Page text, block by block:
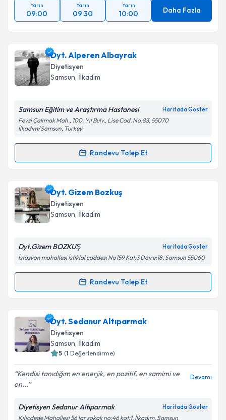
Yarın
09:00
Yarın
09:30
Yarın
10:00 Daha Fazla
Dyt. Alperen Albayrak
Diyetisyen
Samsun, İlkadım
Samsun Eğitim ve Araştırma Hastanesi Haritada Göster
Fevzi Çakmak Mah., 100. Yıl Bulv., Lise Cad. No:83, 55070
İlkadım/Samsun, Turkey
Randevu Talep Et
Randevu Takvimi Talebi
Dyt. Alperen Albayrakiçin randevu takvimi talebi
oluşturun. Size bu uzmandan randevu almanız için bir
takvim hazırlandığında e-posta ile bilgilendireceğiz.
Kişisel verilerimin işlenmesine ilişkin
Metni'ni okudum ve kişisel verilerimin belirtilen
Takvim Talebini Gönder
Dyt. Gizem Bozkuş
Diyetisyen
Samsun, İlkadım
Dyt.Gizem BOZKUŞ Haritada Göster
İstasyon mahallesi İstiklal caddesi No159 Kat:3 Daire:18, Samsun 55060
Randevu Talep Et
Randevu Takvimi Talebi
Dyt. Gizem Bozkuşiçin randevu takvimi talebi
oluşturun. Size bu uzmandan randevu almanız için bir
takvim hazırlandığında e-posta ile bilgilendireceğiz.
Kişisel verilerimin işlenmesine ilişkin
Aydınlatma
Dyt. Sedanur Altıparmak
Diyetisyen
Samsun, İlkadım
5 (1 Değerlendirme)
Kendisi tanıdığım en enerjik, en pozitif, en samimi ve
en...
Devamı
Diyetisyen Sedanur Altıparmak Haritada Göster
Kılıçdede Mahallesi 56 lar sokak no:46 kat:1, İlkadım, Samsun